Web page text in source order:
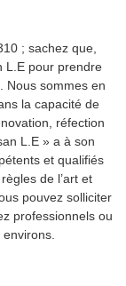
; sachez que,
L.E pour prendre
Nous sommes en
la capacité de
réfection
L.E » a à son
et qualifiés
de l’art et
pouvez solliciter
professionnels ou